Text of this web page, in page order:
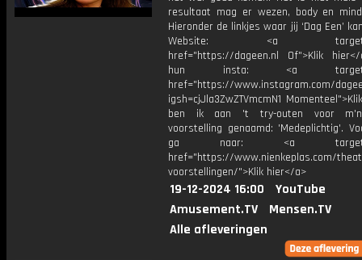
resultaat mag er wezen, body en
Hieronder de linkjes waar jij ‘Dag Een’
Website: <a
href="https://dageen.nl Of">Klik
hun insta: <a
href="https://www.instagram.com/
igsh=cjJla3ZwZTVmcmN1
ben ik aan 't try-outen voor m'n
voorstelling genaamd: 'Medeplichtig'.
ga naar: <a
href="https://www.nienkeplas.com/
voorstellingen/">Klik hier</a>
19-12-2024 16:00
YouTube
Amusement.TV
Mensen.TV
Alle afleveringen